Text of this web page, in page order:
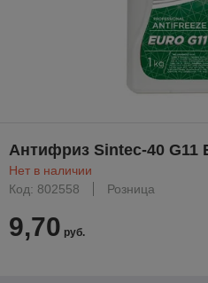
Антифриз Sintec-40 G11
Нет в наличии
Код: 802558
Розница
9,70 руб.